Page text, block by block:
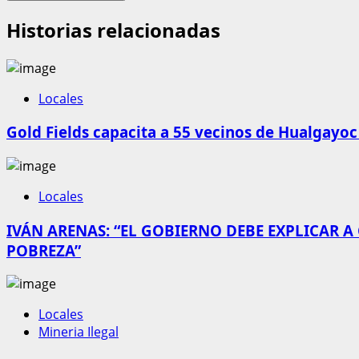
Historias relacionadas
Locales
Gold Fields capacita a 55 vecinos de
Locales
IVÁN ARENAS: “EL GOBIERNO DEBE EXPLICAR
POBREZA”
Locales
Mineria Ilegal